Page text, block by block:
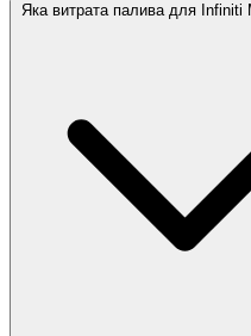
Яка витрата палива для Infiniti